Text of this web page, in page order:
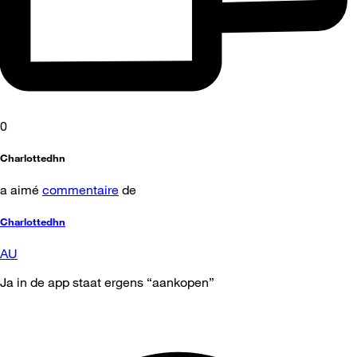
0
Charlottedhn
a aimé commentaire de
Charlottedhn
AU
Ja in de app staat ergens “aankopen”